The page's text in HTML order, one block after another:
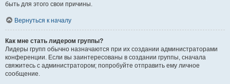
быть для этого свои причины.
Вернуться к началу
Как мне стать лидером группы?
Лидеры групп обычно назначаются при их создании администраторами
конференции. Если вы заинтересованы в создании группы, сначала
свяжитесь с администратором; попробуйте отправить ему личное
сообщение.